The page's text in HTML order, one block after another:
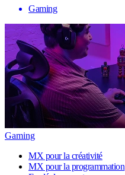
Gaming
Gaming
MX pour la créativité
MX pour la programmation